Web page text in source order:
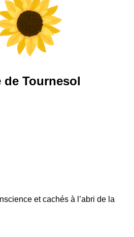
de Tournesol
et cachés à l’abri de la